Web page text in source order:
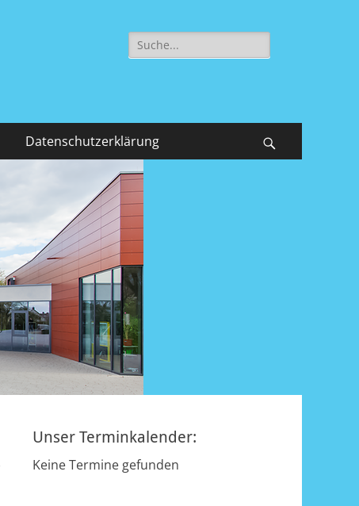
Suche
nach:
Datenschutzerklärung
Unser Terminkalender:
Keine Termine gefunden